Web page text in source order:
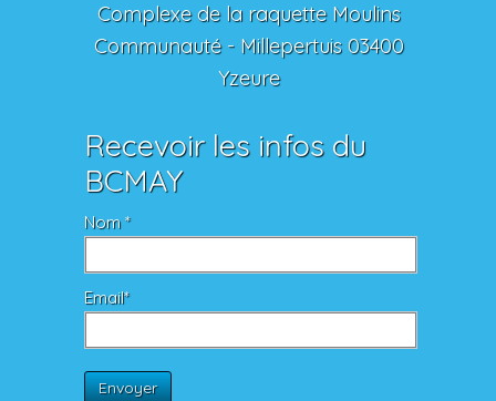
Complexe de la raquette Moulins
Communauté - Millepertuis 03400
Yzeure
Recevoir les infos du
BCMAY
Nom *
Email*
Envoyer